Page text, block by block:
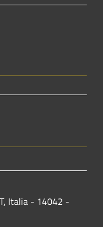
Italia - 14042 -